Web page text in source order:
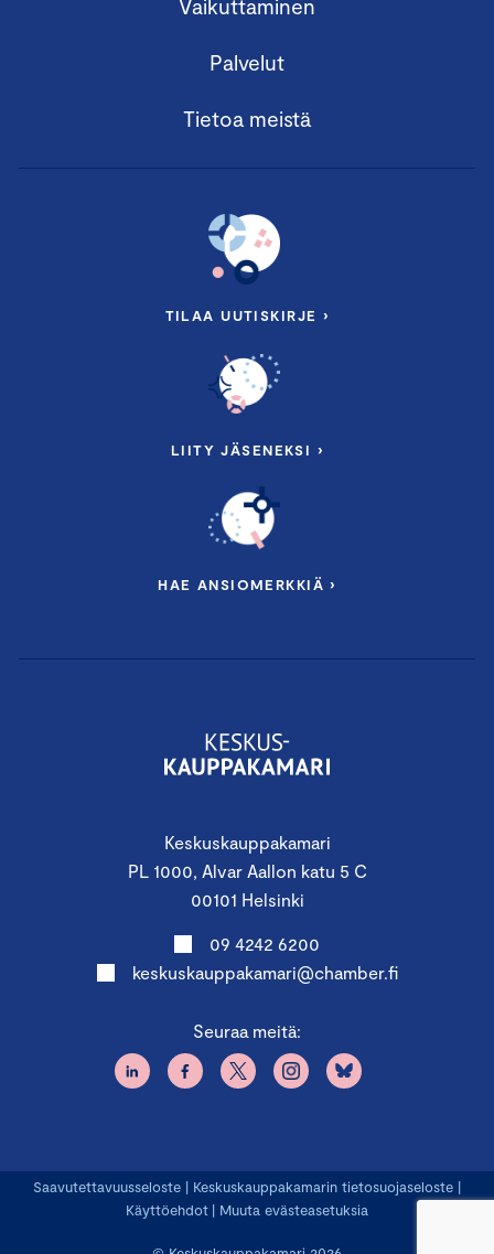
Keskuskauppakamari
PL 1000, Alvar Aallon katu 5 C
00101 Helsinki
09 4242 6200
keskuskauppakamari@chamber.fi
Seuraa meitä:
Vaikuttaminen
Palvelut
Tietoa meistä
TILAA UUTISKIRJE ›
LIITY JÄSENEKSI ›
HAE ANSIOMERKKIÄ ›
Saavutettavuusseloste | Keskuskauppakamarin tietosuojaseloste |
Käyttöehdot | Muuta evästeasetuksia